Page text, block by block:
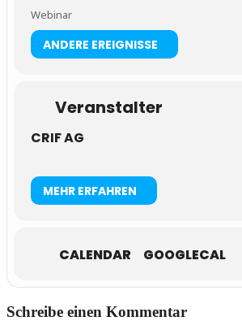
Webinar
ANDERE EREIGNISSE
Veranstalter
CRIF AG
MEHR ERFAHREN
CALENDAR GOOGLECAL
Schreibe einen Kommentar